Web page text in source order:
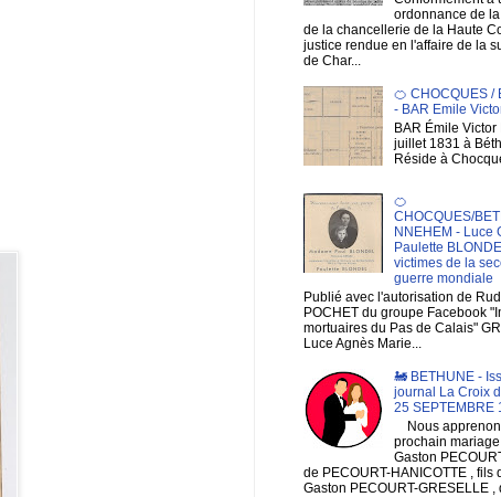
ordonnance de
de la chancellerie de la Haute
justice rendue en l'affaire de la
de Char...
🍊 CHOCQUES /
- BAR Emile
BAR Émile Victor
juillet 1831 à
Réside à
🍊
CHOCQUES/
NNEHEM - Luce
Paulette
victimes de la
guerre mondiale
Publié avec l'autorisation de
POCHET du groupe Facebook
mortuaires du Pas de Calais"
Luce Agnès Marie...
🚂 BETHUNE -
journal La Croix
25 SEPTEMBRE
Nous
prochain
Gaston
de PECOURT-HANICOTTE , fils
Gaston PECOURT-GRESELLE ,